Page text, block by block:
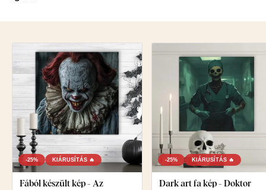
-25% KIÁRUSÍTÁS 🔥
Fából készült kép - Az
-25% KIÁRUSÍTÁS 🔥
Dark art fa kép - Doktor